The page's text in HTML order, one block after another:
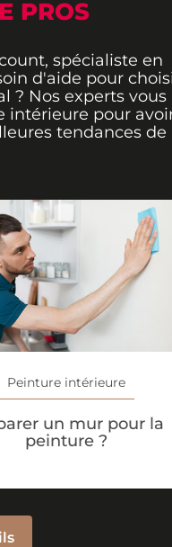
PROS
spécialiste en
d'aide pour
? Nos experts vous
intérieure pour
tendances de
Peinture intérieure
un mur pour la
peinture ?